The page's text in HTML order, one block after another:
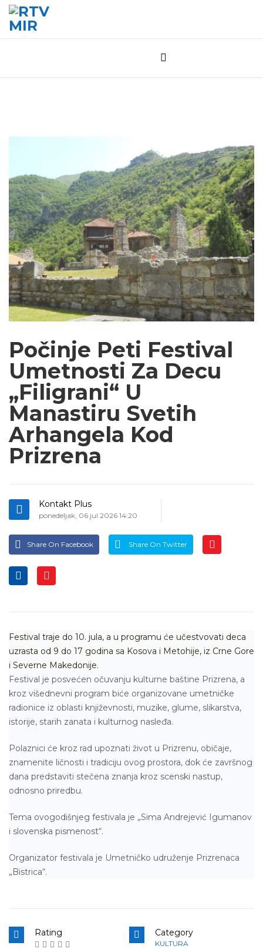
Počinje Peti Festival
Umetnosti Za Decu
„Filigrani“ U
Manastiru Svetih
Arhangela Kod
Prizrena
Kontakt Plus
ponedeljak, 06 jul 2026 14:20
Share On Facebook Share On Twitter
Festival traje do 10. jula, a u programu će učestvovati deca
uzrasta od 9 do 17 godina sa Kosova i Metohije, iz Crne Gore
i Severne Makedonije.
Festival je posvećen očuvanju kulturne baštine Prizrena, a
kroz višednevni program biće organizovane umetničke
radionice iz oblasti književnosti, muzike, glume, slikarstva,
istorije, starih zanata i kulturnog nasleđa.
Polaznici će kroz rad upoznati život u Prizrenu, običaje,
znamenite ličnosti i tradiciju ovog prostora, dok će završnog
dana predstaviti stečena znanja kroz scenski nastup,
odnosno priredbu.
Tema ovogodišnjeg festivala je „Sima Andrejević Igumanov
i slovenska pismenost“.
Organizator festivala je Umetničko udruženje Prizrenaca
„Bistrica“.
Rating Category
KULTURA